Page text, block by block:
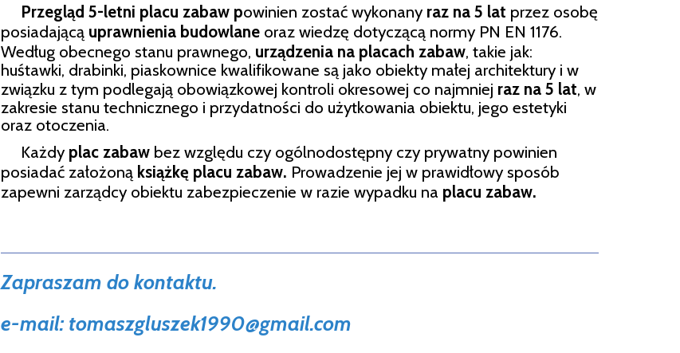
Przegląd 5-letni placu zabaw powinien zostać wykonany raz na 5 lat przez osobę
posiadającą uprawnienia budowlane oraz wiedzę dotyczącą normy PN EN 1176.
Według obecnego stanu prawnego, urządzenia na placach zabaw, takie jak:
huśtawki, drabinki, piaskownice kwalifikowane są jako obiekty małej architektury i w
związku z tym podlegają obowiązkowej kontroli okresowej co najmniej raz na 5 lat, w
zakresie stanu technicznego i przydatności do użytkowania obiektu, jego estetyki
oraz otoczenia.
Każdy plac zabaw bez względu czy ogólnodostępny czy prywatny powinien
posiadać założoną książkę placu zabaw. Prowadzenie jej w prawidłowy sposób
zapewni zarządcy obiektu zabezpieczenie w razie wypadku na placu zabaw.
Zapraszam do kontaktu.
e-mail: tomaszgluszek1990@gmail.com